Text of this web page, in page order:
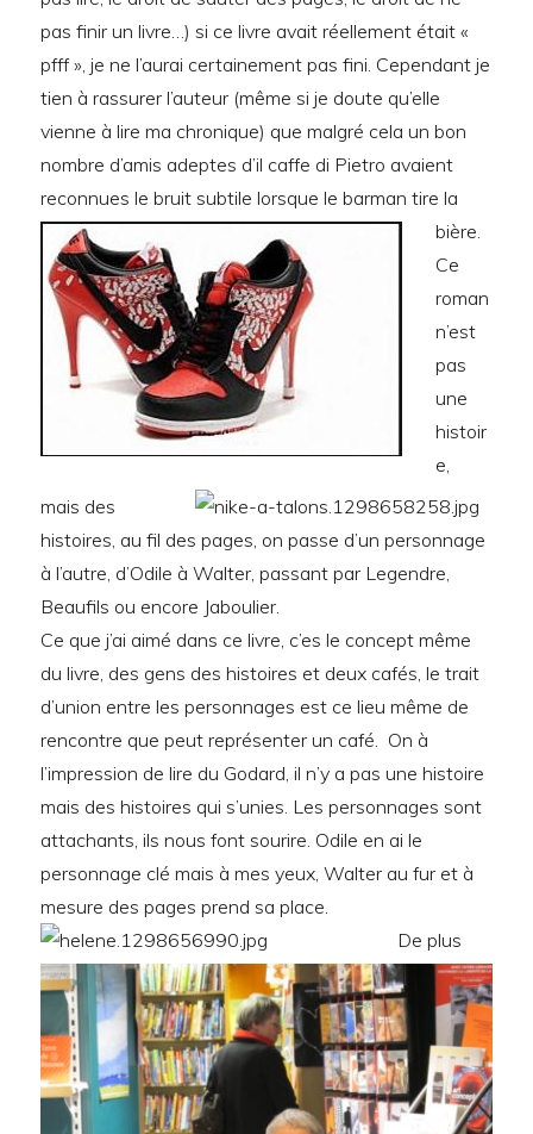
pas finir un livre…) si ce livre avait réellement était «
pfff », je ne l’aurai certainement pas fini. Cependant je
tien à rassurer l’auteur (même si je doute qu’elle
vienne à lire ma chronique) que malgré cela un bon
nombre d’amis adeptes d’il caffe di Pietro avaient
reconnues le bruit subtile lorsque le barman tire la
bière.
Ce
roman
n’est
pas
une
histoir
e,
mais des
histoires, au fil des pages, on passe d’un personnage
à l’autre, d’Odile à Walter, passant par Legendre,
Beaufils ou encore Jaboulier.
Ce que j’ai aimé dans ce livre, c’es le concept même
du livre, des gens des histoires et deux cafés, le trait
d’union entre les personnages est ce lieu même de
rencontre que peut représenter un café. On à
l’impression de lire du Godard, il n’y a pas une histoire
mais des histoires qui s’unies. Les personnages sont
attachants, ils nous font sourire. Odile en ai le
personnage clé mais à mes yeux, Walter au fur et à
mesure des pages prend sa place.
De plus